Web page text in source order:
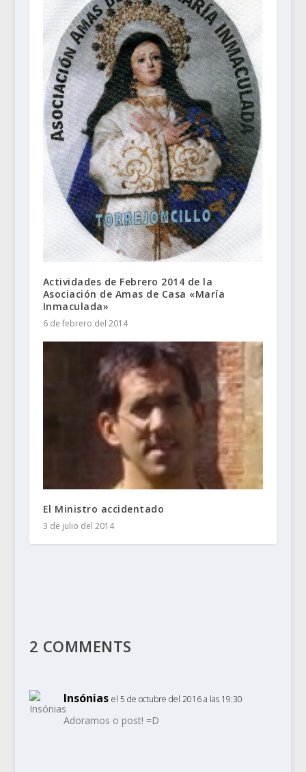
Actividades de Febrero 2014 de la
Asociación de Amas de Casa «María
Inmaculada»
6 de febrero del 2014
El Ministro accidentado
3 de julio del 2014
2 COMMENTS
Insónias el 5 de octubre del 2016 a las 19:30
Adoramos o post! =D